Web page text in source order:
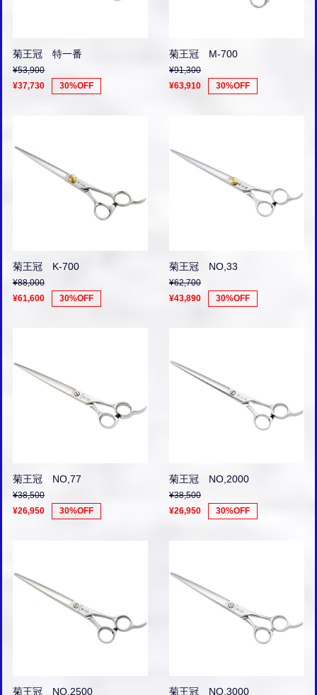
菊王冠 特一番
¥53,900
¥37,730
30%OFF
菊王冠 M-700
¥91,300
¥63,910
30%OFF
菊王冠 K-700
¥88,000
¥61,600
30%OFF
菊王冠 NO,33
¥62,700
¥43,890
30%OFF
菊王冠 NO,77
¥38,500
¥26,950
30%OFF
菊王冠 NO,2000
¥38,500
¥26,950
30%OFF
菊王冠 NO,2500 菊王冠 NO,3000